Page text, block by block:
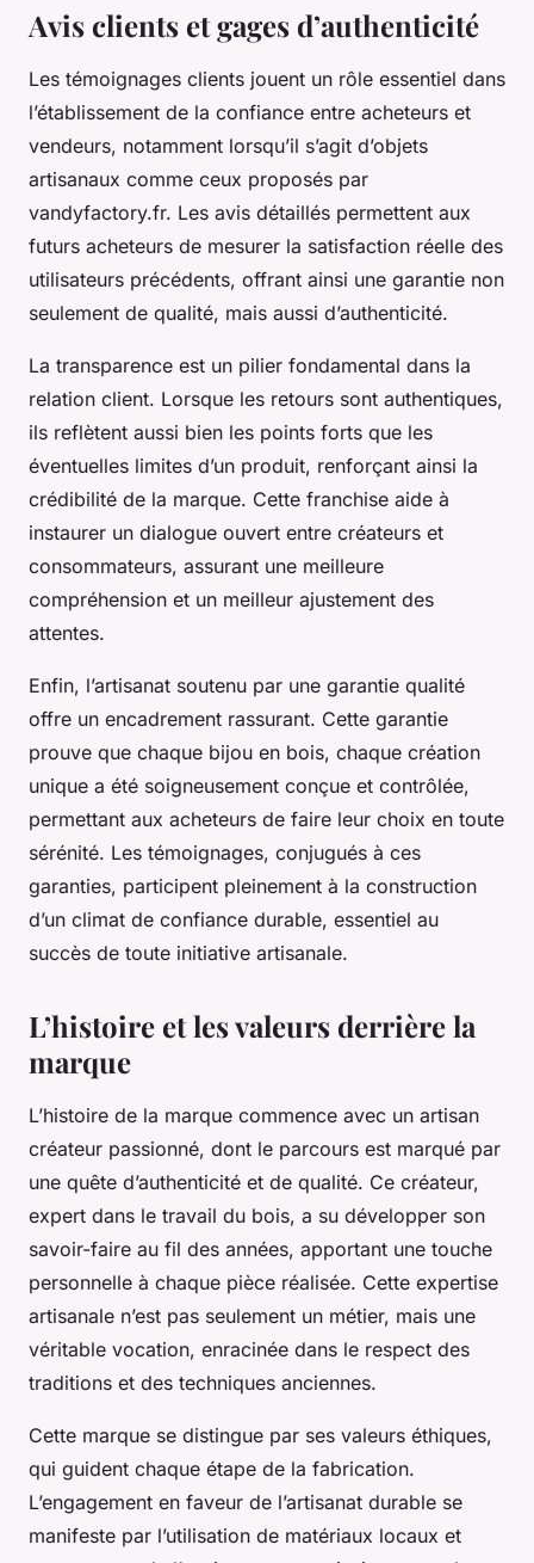
Avis clients et gages d’authenticité
Les témoignages clients jouent un rôle essentiel dans
l’établissement de la confiance entre acheteurs et
vendeurs, notamment lorsqu’il s’agit d’objets
artisanaux comme ceux proposés par
vandyfactory.fr. Les avis détaillés permettent aux
futurs acheteurs de mesurer la satisfaction réelle des
utilisateurs précédents, offrant ainsi une garantie non
seulement de qualité, mais aussi d’authenticité.
La transparence est un pilier fondamental dans la
relation client. Lorsque les retours sont authentiques,
ils reflètent aussi bien les points forts que les
éventuelles limites d’un produit, renforçant ainsi la
crédibilité de la marque. Cette franchise aide à
instaurer un dialogue ouvert entre créateurs et
consommateurs, assurant une meilleure
compréhension et un meilleur ajustement des
attentes.
Enfin, l’artisanat soutenu par une garantie qualité
offre un encadrement rassurant. Cette garantie
prouve que chaque bijou en bois, chaque création
unique a été soigneusement conçue et contrôlée,
permettant aux acheteurs de faire leur choix en toute
sérénité. Les témoignages, conjugués à ces
garanties, participent pleinement à la construction
d’un climat de confiance durable, essentiel au
succès de toute initiative artisanale.
L’histoire et les valeurs derrière la
marque
L’histoire de la marque commence avec un artisan
créateur passionné, dont le parcours est marqué par
une quête d’authenticité et de qualité. Ce créateur,
expert dans le travail du bois, a su développer son
savoir-faire au fil des années, apportant une touche
personnelle à chaque pièce réalisée. Cette expertise
artisanale n’est pas seulement un métier, mais une
véritable vocation, enracinée dans le respect des
traditions et des techniques anciennes.
Cette marque se distingue par ses valeurs éthiques,
qui guident chaque étape de la fabrication.
L’engagement en faveur de l’artisanat durable se
manifeste par l’utilisation de matériaux locaux et